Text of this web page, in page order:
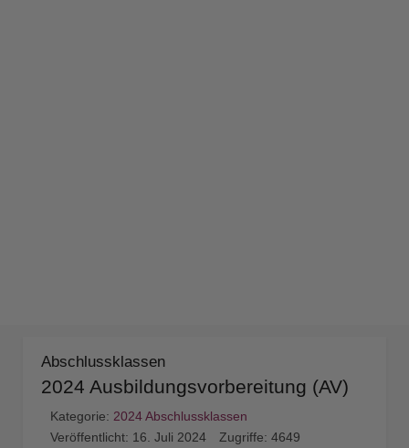
Abschlussklassen
2024 Ausbildungsvorbereitung (AV)
Kategorie:2024 Abschlussklassen
Veröffentlicht: 16. Juli 2024
Zugriffe: 4649